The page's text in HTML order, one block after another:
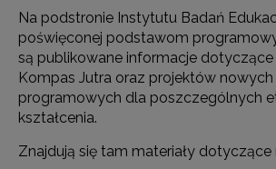
Na podstronie Instytutu Badań
poświęconej podstawom
są publikowane informacje
Kompas Jutra oraz projektów
programowych dla poszczególnych
kształcenia.
Znajdują się tam materiały dotyczące